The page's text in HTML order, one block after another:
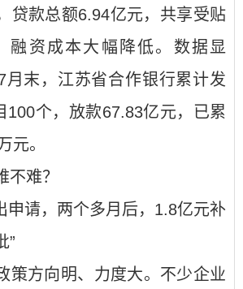
贷款总额6.94亿元，共享受贴
融资成本大幅降低。数据显
月末，江苏省合作银行累计发
100个，放款67.83亿元，已累
元。
不难？
申请，两个多月后，1.8亿元补
”
策方向明、力度大。不少企业